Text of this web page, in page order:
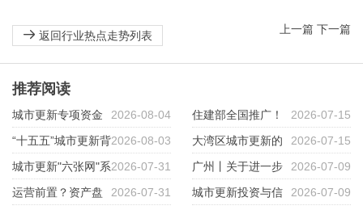
上一篇 下一篇
返回行业热点走势列表
推荐阅读
2026-08-04
城市更新专项资金
申报全流程38个实操要点！
2026-08-03
“十五五”城市更新背
景下国企参与城市更新的法律痛
点与应对逻辑
2026-07-31
城市更新"六张网"系
列（二）水网：五类资金怎么
2026-07-31
运营前置？资产盘
2026-07-15
住建部全国推广！
重庆“城市体检”做对了什么？
2026-07-15
大湾区城市更新的
三条路径——拆、改、留的博弈
与选择
2026-07-09
广州丨关于进一步
推动工商业用地市场化配置改革
2026-07-09
城市更新投资与信